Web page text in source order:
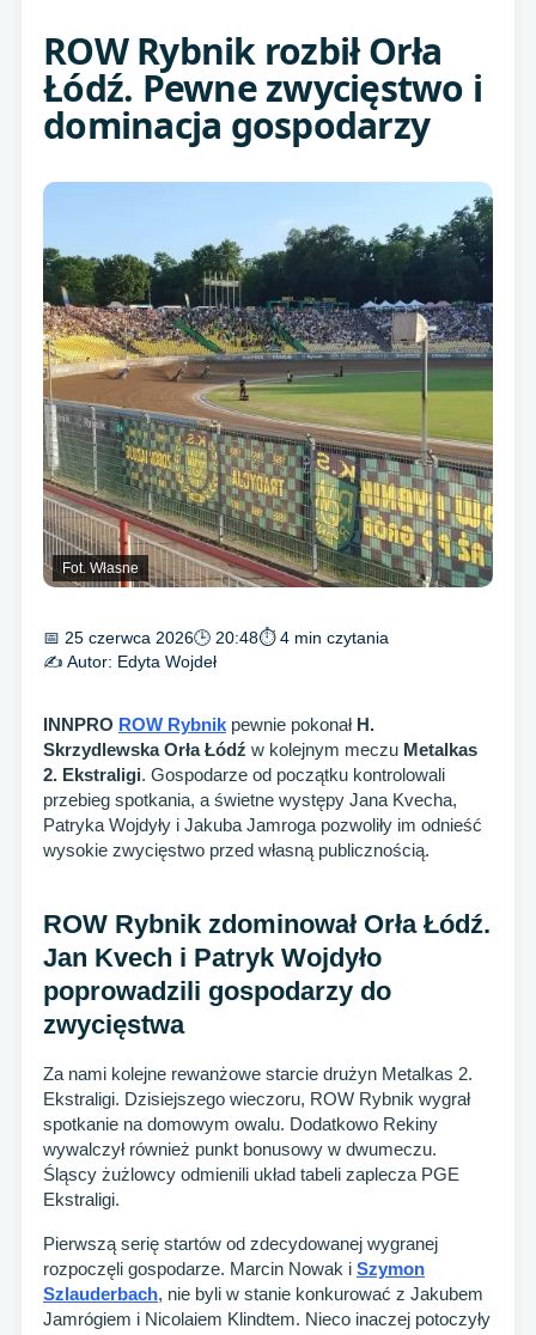
ROW Rybnik rozbił Orła
Łódź. Pewne zwycięstwo i
dominacja gospodarzy
Fot. Własne
📅 25 czerwca 2026🕒 20:48⏱ 4 min czytania
✍️ Autor: Edyta Wojdeł
INNPRO ROW Rybnik pewnie pokonał H.
Skrzydlewska Orła Łódź w kolejnym meczu Metalkas
2. Ekstraligi. Gospodarze od początku kontrolowali
przebieg spotkania, a świetne występy Jana Kvecha,
Patryka Wojdyły i Jakuba Jamroga pozwoliły im odnieść
wysokie zwycięstwo przed własną publicznością.
ROW Rybnik zdominował Orła Łódź.
Jan Kvech i Patryk Wojdyło
poprowadzili gospodarzy do
zwycięstwa
Za nami kolejne rewanżowe starcie drużyn Metalkas 2.
Ekstraligi. Dzisiejszego wieczoru, ROW Rybnik wygrał
spotkanie na domowym owalu. Dodatkowo Rekiny
wywalczył również punkt bonusowy w dwumeczu.
Śląscy żużlowcy odmienili układ tabeli zaplecza PGE
Ekstraligi.
Pierwszą serię startów od zdecydowanej wygranej
rozpoczęli gospodarze. Marcin Nowak i Szymon
Szlauderbach, nie byli w stanie konkurować z Jakubem
Jamrógiem i Nicolaiem Klindtem. Nieco inaczej potoczyły